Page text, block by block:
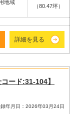
地域
（80.47坪）
詳細を見る
ード:31-104】
年月日：2026年03月24日